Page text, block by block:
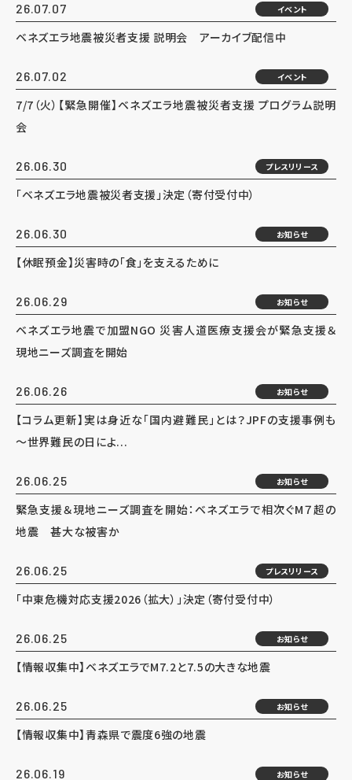
26.07.07 イベント
ベネズエラ地震被災者支援 説明会 アーカイブ配信中
26.07.02 イベント
7/7（火）【緊急開催】ベネズエラ地震被災者支援 プログラム説明
会
26.06.30 プレスリリース
「ベネズエラ地震被災者支援」決定（寄付受付中）
26.06.30 お知らせ
【休眠預金】災害時の「食」を支えるために
26.06.29 お知らせ
ベネズエラ地震で加盟NGO 災害人道医療支援会が緊急支援＆
現地ニーズ調査を開始
26.06.26 お知らせ
【コラム更新】実は身近な「国内避難民」とは？JPFの支援事例も
～世界難民の日によ...
26.06.25 お知らせ
緊急支援＆現地ニーズ調査を開始：ベネズエラで相次ぐM７超の
地震 甚大な被害か
26.06.25 プレスリリース
「中東危機対応支援2026（拡大）」決定（寄付受付中）
26.06.25 お知らせ
【情報収集中】ベネズエラでM7.2と7.5の大きな地震
26.06.25 お知らせ
【情報収集中】青森県で震度6強の地震
26.06.19 お知らせ